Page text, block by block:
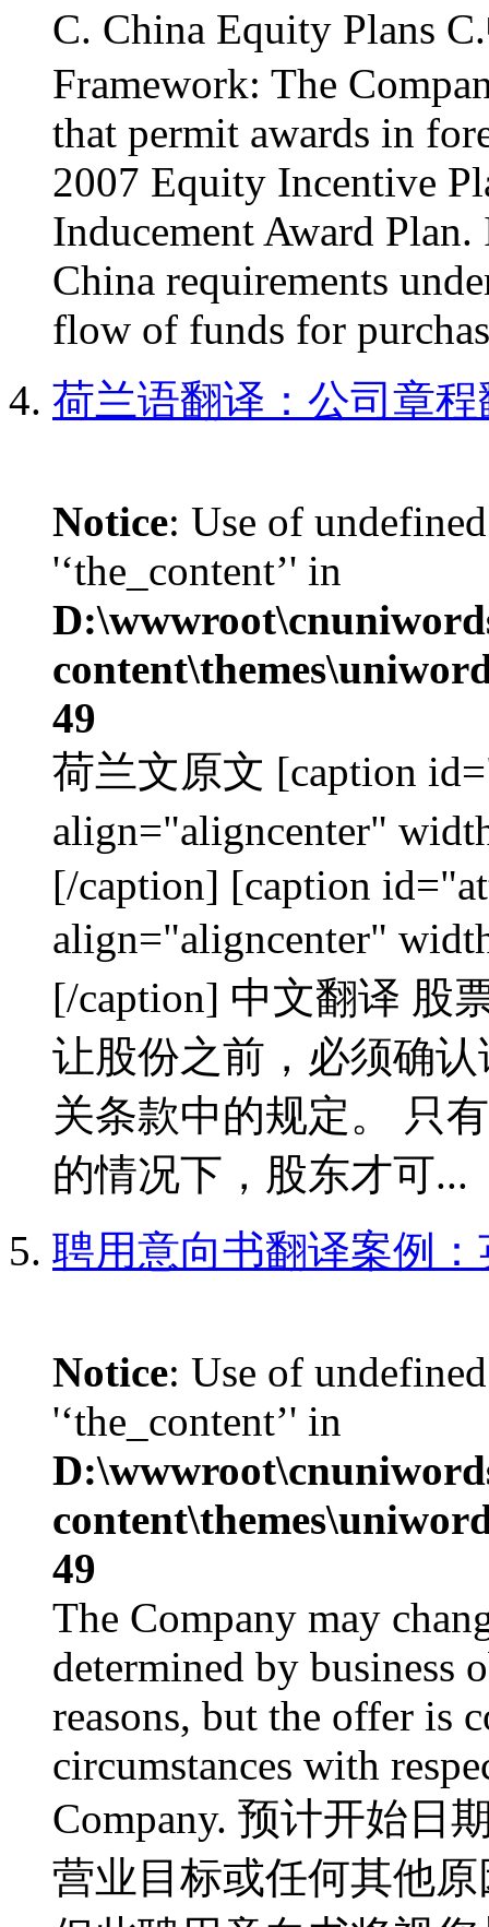
C. China Equity Plans
Framework: The
that permit awards in
2007 Equity Incentive
Inducement Award
China requirements
flow of funds for
荷兰语翻译：公司章
Notice: Use of
'‘the_content’' in
49
荷兰文原文 [caption
align="aligncenter"
[/caption] [caption
align="aligncenter"
[/caption] 中文翻译 股
让股份之前，必须确
关条款中的规定。 只
的情况下，股东才可...
聘用意向书翻译案例
Notice: Use of
'‘the_content’' in
49
The Company may
determined by business
reasons, but the offer is
circumstances with
Company. 预计开始日
营业目标或任何其他